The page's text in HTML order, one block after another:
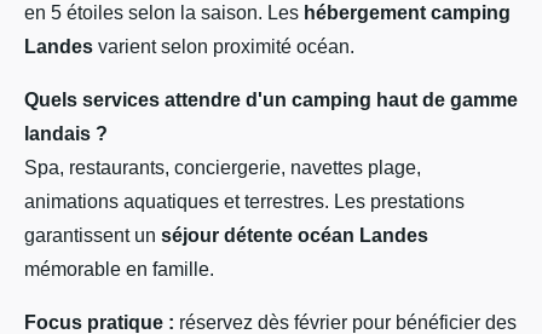
en 5 étoiles selon la saison. Les hébergement camping
Landes varient selon proximité océan.
Quels services attendre d'un camping haut de gamme
landais ?
Spa, restaurants, conciergerie, navettes plage,
animations aquatiques et terrestres. Les prestations
garantissent un séjour détente océan Landes
mémorable en famille.
Focus pratique : réservez dès février pour bénéficier des